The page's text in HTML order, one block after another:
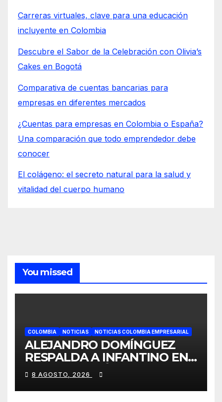
Carreras virtuales, clave para una educación
incluyente en Colombia
Descubre el Sabor de la Celebración con Olivia’s
Cakes en Bogotá
Comparativa de cuentas bancarias para
empresas en diferentes mercados
¿Cuentas para empresas en Colombia o España?
Una comparación que todo emprendedor debe
conocer
El colágeno: el secreto natural para la salud y
vitalidad del cuerpo humano
You missed
COLOMBIA NOTICIAS NOTICIAS COLOMBIA EMPRESARIAL
ALEJANDRO DOMÍNGUEZ
RESPALDA A INFANTINO EN
CALI: «ES EL LÍDER DE LA
TRANSFORMACIÓN DEL
FÚTBOL»
8 AGOSTO, 2026